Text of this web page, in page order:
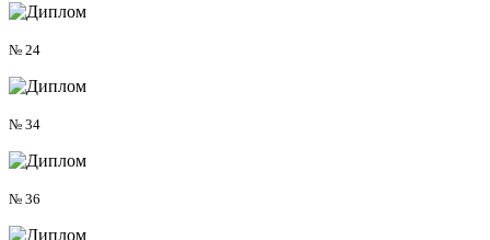
№ 24
№ 34
№ 36